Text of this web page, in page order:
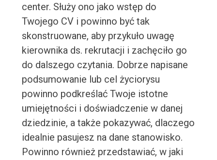
center. Służy ono jako wstęp do
Twojego CV i powinno być tak
skonstruowane, aby przykuło uwagę
kierownika ds. rekrutacji i zachęciło go
do dalszego czytania. Dobrze napisane
podsumowanie lub cel życiorysu
powinno podkreślać Twoje istotne
umiejętności i doświadczenie w danej
dziedzinie, a także pokazywać, dlaczego
idealnie pasujesz na dane stanowisko.
Powinno również przedstawiać, w jaki